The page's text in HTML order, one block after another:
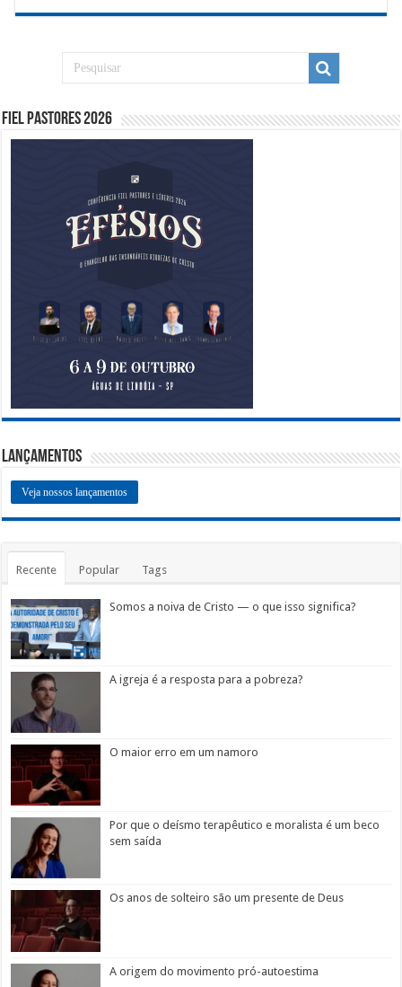
Fiel Pastores 2026
Lançamentos
Veja nossos lançamentos
Recente Popular Tags
Somos a noiva de Cristo — o que isso significa?
A igreja é a resposta para a pobreza?
O maior erro em um namoro
Por que o deísmo terapêutico e moralista é um beco
sem saída
Os anos de solteiro são um presente de Deus
A origem do movimento pró-autoestima